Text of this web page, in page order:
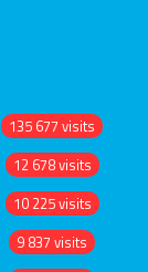
135 677 visits
12 678 visits
10 225 visits
9 837 visits